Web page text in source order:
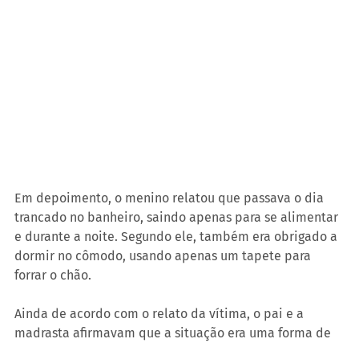
Em depoimento, o menino relatou que passava o dia
trancado no banheiro, saindo apenas para se alimentar
e durante a noite. Segundo ele, também era obrigado a
dormir no cômodo, usando apenas um tapete para
forrar o chão.
Ainda de acordo com o relato da vítima, o pai e a
madrasta afirmavam que a situação era uma forma de